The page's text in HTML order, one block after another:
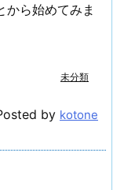
から始めてみま
未分類
by kotone